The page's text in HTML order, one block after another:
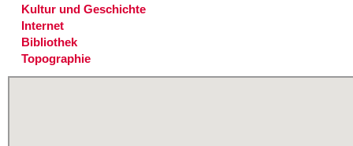
Kultur und Geschichte
Internet
Bibliothek
Topographie